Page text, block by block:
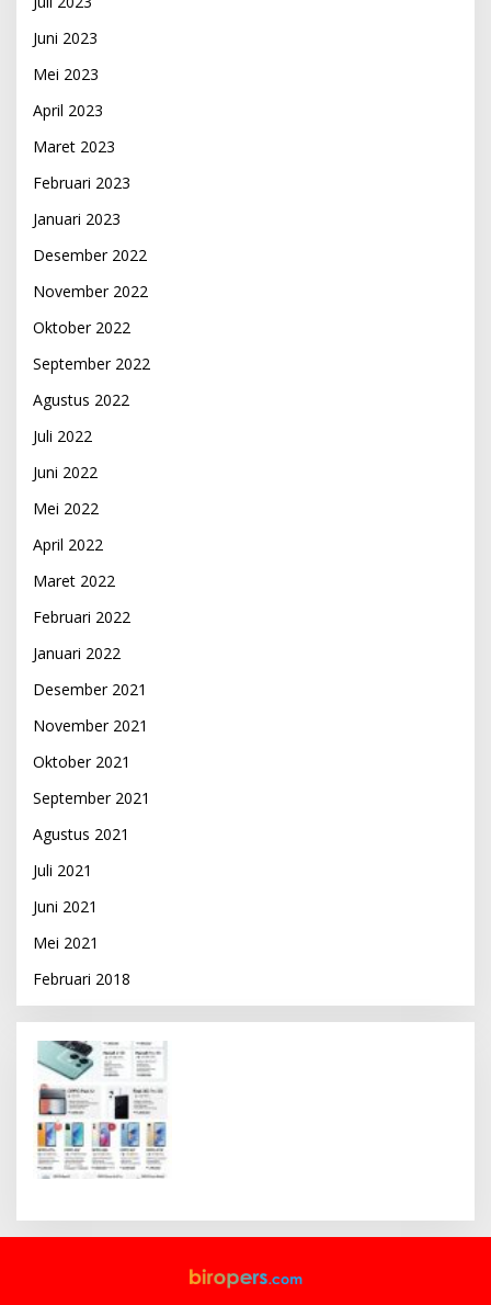
Juni 2023
Mei 2023
April 2023
Maret 2023
Februari 2023
Januari 2023
Desember 2022
November 2022
Oktober 2022
September 2022
Agustus 2022
Juli 2022
Juni 2022
Mei 2022
April 2022
Maret 2022
Februari 2022
Januari 2022
Desember 2021
November 2021
Oktober 2021
September 2021
Agustus 2021
Juli 2021
Juni 2021
Mei 2021
Februari 2018